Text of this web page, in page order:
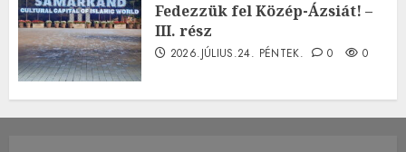
Fedezzük fel Közép-Ázsiát! –
III. rész
2026.JÚLIUS.24. PÉNTEK. 0 0